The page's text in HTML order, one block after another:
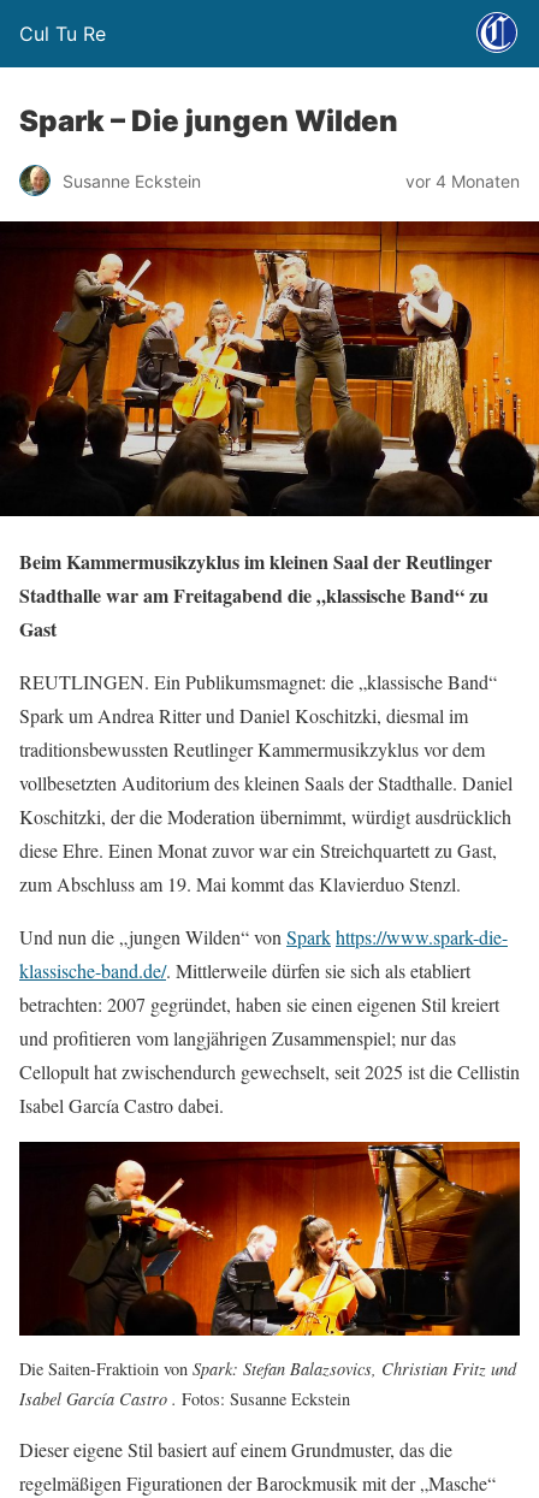
Cul Tu Re
Spark – Die jungen Wilden
Susanne Eckstein vor 4 Monaten
Beim Kammermusikzyklus im kleinen Saal der Reutlinger
Stadthalle war am Freitagabend die „klassische Band“ zu
Gast
REUTLINGEN. Ein Publikumsmagnet: die „klassische Band“
Spark um Andrea Ritter und Daniel Koschitzki, diesmal im
traditionsbewussten Reutlinger Kammermusikzyklus vor dem
vollbesetzten Auditorium des kleinen Saals der Stadthalle. Daniel
Koschitzki, der die Moderation übernimmt, würdigt ausdrücklich
diese Ehre. Einen Monat zuvor war ein Streichquartett zu Gast,
zum Abschluss am 19. Mai kommt das Klavierduo Stenzl.
Und nun die „jungen Wilden“ von Sparkhttps://www.spark-die-
klassische-band.de/. Mittlerweile dürfen sie sich als etabliert
betrachten: 2007 gegründet, haben sie einen eigenen Stil kreiert
und profitieren vom langjährigen Zusammenspiel; nur das
Cellopult hat zwischendurch gewechselt, seit 2025 ist die Cellistin
Isabel García Castro dabei.
Die Saiten-Fraktioin von Spark: Stefan Balazsovics, Christian Fritz und
Isabel García Castro . Fotos: Susanne Eckstein
Dieser eigene Stil basiert auf einem Grundmuster, das die
regelmäßigen Figurationen der Barockmusik mit der „Masche“